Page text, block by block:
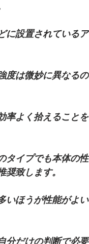
設置されているア
は微妙に異なるの
よく拾えることを
イプでも本体の性
致します。
ほうが性能がよい
だけの判断で必要